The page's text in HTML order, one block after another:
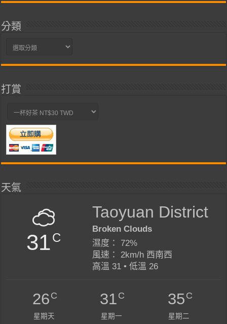
分類
分
打賞
天氣
31C
Taoyuan District
Broken Clouds
濕度： 72%
風速： 2km/h 西南西
高溫 31 • 低溫 26
26C
星期天
31C
星期一
35C
星期二